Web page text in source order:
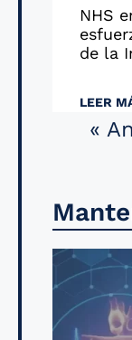
NHS
de la
LEER
«